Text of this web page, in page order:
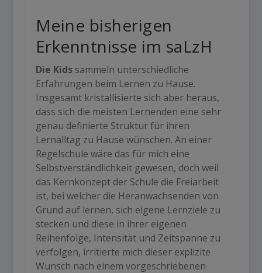
Meine bisherigen
Erkenntnisse im saLzH
Die Kidssammeln unterschiedliche
Erfahrungen beim Lernen zu Hause.
Insgesamt kristallisierte sich aber heraus,
dass sich die meisten Lernenden eine sehr
genau definierte Struktur für ihren
Lernalltag zu Hause wünschen. An einer
Regelschule wäre das für mich eine
Selbstverständlichkeit gewesen, doch weil
das Kernkonzept der Schule die Freiarbeit
ist, bei welcher die Heranwachsenden von
Grund auf lernen, sich eigene Lernziele zu
stecken und diese in ihrer eigenen
Reihenfolge, Intensität und Zeitspanne zu
verfolgen, irritierte mich dieser explizite
Wunsch nach einem vorgeschriebenen